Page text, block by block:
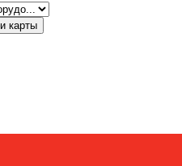
карты